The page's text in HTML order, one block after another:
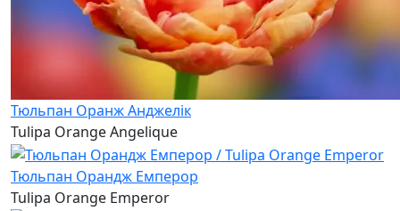
Тюльпан Оранж Анджелік
Tulipa Orange Angelique
Тюльпан Орандж Емперор
Tulipa Orange Emperor